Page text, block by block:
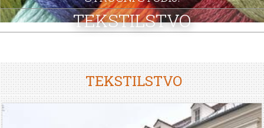
STROJARSTVOSKUP ZRZZ
TEKSTILSTVO
TEKSTILSTVO